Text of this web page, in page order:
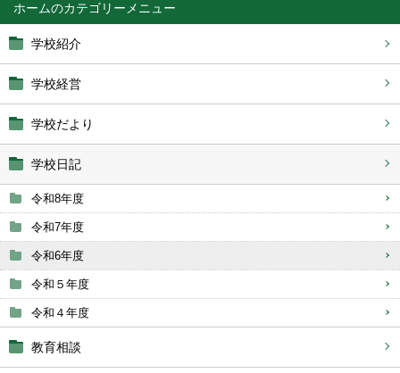
ホーム
学校紹介
学校経営
学校だより
学校日記
令和8年度
令和7年度
令和6年度
令和５年度
令和４年度
教育相談